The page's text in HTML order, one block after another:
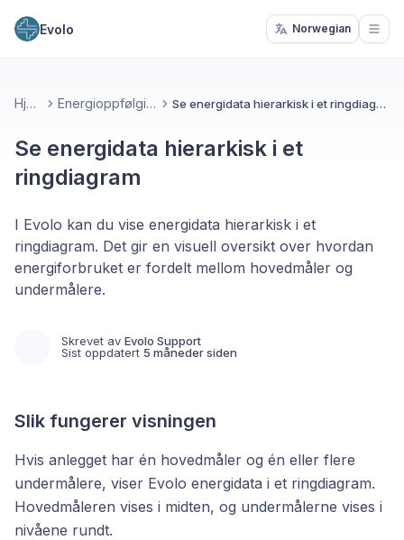
Evolo Norwegian
Hjem Energioppfølging Se energidata hierarkisk i et ringdiagram
Se energidata hierarkisk i et
ringdiagram
I Evolo kan du vise energidata hierarkisk i et
ringdiagram. Det gir en visuell oversikt over hvordan
energiforbruket er fordelt mellom hovedmåler og
undermålere.
Skrevet av Evolo Support
Sist oppdatert 5 måneder siden
Slik fungerer visningen
Hvis anlegget har én hovedmåler og én eller flere
undermålere, viser Evolo energidata i et ringdiagram.
Hovedmåleren vises i midten, og undermålerne vises i
nivåene rundt.